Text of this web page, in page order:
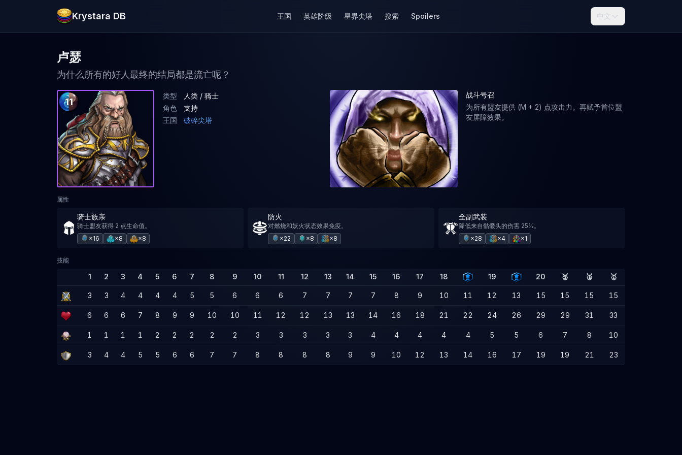
Krystara DB 王国 英雄阶级 星界尖塔 搜索 Spoilers 中文
卢瑟
为什么所有的好人最终的结局都是流亡呢？
11
类型
人类 / 骑士
角色
支持
王国
破碎尖塔
战斗号召
为所有盟友提供 (M + 2) 点攻击力。再赋予首位盟
友屏障效果。
属性
骑士族亲
骑士盟友获得 2 点生命值。
×16
×8 ×8
防火
对燃烧和妖火状态效果免疫。
×22
×8 ×8
全副武装
降低来自骷髅头的伤害 25%。
×28
×4 ×1
技能
1 2 3 4 5 6 7 8 9 10 11 12 13 14 15 16 17 18 19 20 🥉 🥈 🥇
3 3 4 4 4 4 5 5 6 6 6 7 7 7 7 8 9 10 11 12 13 15 15 15 15
6 6 6 7 8 9 9 10 10 11 12 12 13 13 14 16 18 21 22 24 26 29 29 31 33
1 1 1 1 2 2 2 2 2 3 3 3 3 3 4 4 4 4 4 5 5 6 7 8 10
3 4 4 5 5 6 6 7 7 8 8 8 8 9 9 10 12 13 14 16 17 19 19 21 23